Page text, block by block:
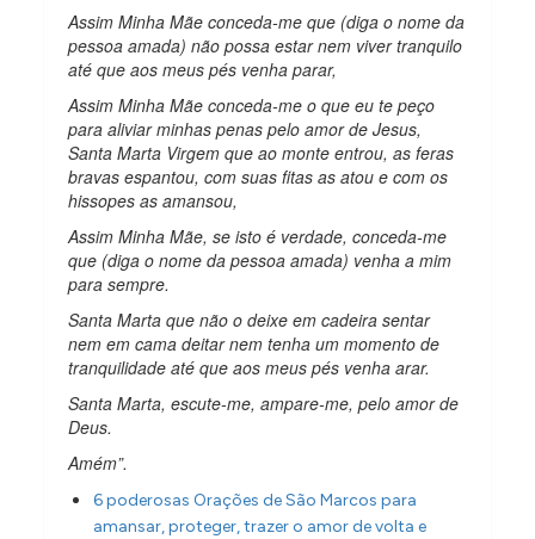
Assim Minha Mãe conceda-me que (diga o nome da
pessoa amada) não possa estar nem viver tranquilo
até que aos meus pés venha parar,
Assim Minha Mãe conceda-me o que eu te peço
para aliviar minhas penas pelo amor de Jesus,
Santa Marta Virgem que ao monte entrou, as feras
bravas espantou, com suas fitas as atou e com os
hissopes as amansou,
Assim Minha Mãe, se isto é verdade, conceda-me
que (diga o nome da pessoa amada) venha a mim
para sempre.
Santa Marta que não o deixe em cadeira sentar
nem em cama deitar nem tenha um momento de
tranquilidade até que aos meus pés venha arar.
Santa Marta, escute-me, ampare-me, pelo amor de
Deus.
Amém”.
6 poderosas Orações de São Marcos para
amansar, proteger, trazer o amor de volta e